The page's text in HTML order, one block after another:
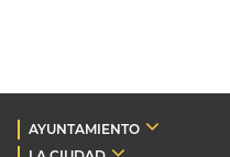
AYUNTAMIENTO